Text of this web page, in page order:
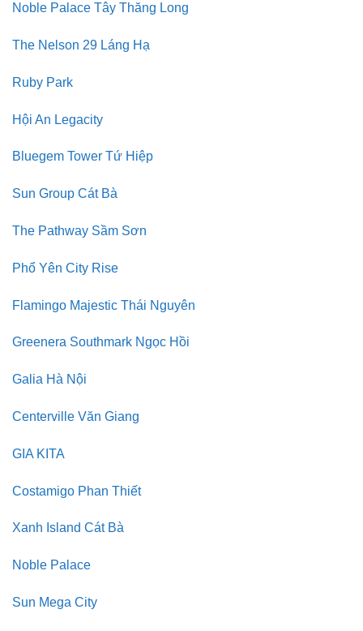
Noble Palace Tây Thăng Long
The Nelson 29 Láng Hạ
Ruby Park
Hội An Legacity
Bluegem Tower Tứ Hiệp
Sun Group Cát Bà
The Pathway Sầm Sơn
Phổ Yên City Rise
Flamingo Majestic Thái Nguyên
Greenera Southmark Ngọc Hồi
Galia Hà Nội
Centerville Văn Giang
GIA KITA
Costamigo Phan Thiết
Xanh Island Cát Bà
Noble Palace
Sun Mega City